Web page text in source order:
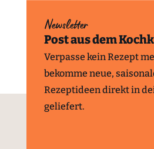
Newsletter
Post aus dem
Verpasse kein Rezept
bekomme neue,
Rezeptideen direkt in
geliefert.